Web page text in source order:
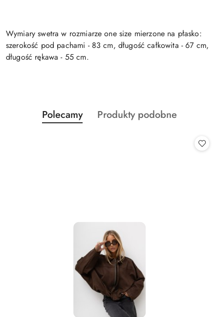
Wymiary swetra w rozmiarze one size mierzone na płasko:
szerokość pod pachami - 83 cm, długość całkowita - 67 cm,
długość rękawa - 55 cm.
Pomiń karuzelę produktów
Produkty
o
Polecamy
Produkty
Produkty podobne